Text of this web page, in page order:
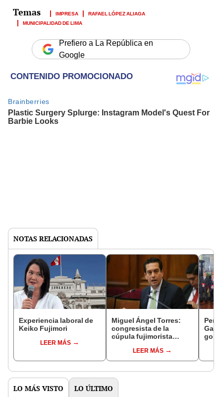
IMPRESA
RAFAEL LÓPEZ ALIAGA
MUNICIPALIDAD DE LIMA
Prefiero a La República en
Google
NOTAS RELACIONADAS
Experiencia laboral de
Keiko Fujimori
LEER MÁS
Miguel Ángel Torres:
congresista de la
cúpula fujimorista
del SenadoLEER MÁS
LO MÁS VISTO LO ÚLTIMO